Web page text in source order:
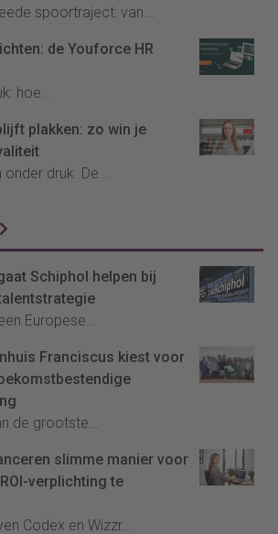
spoortraject: van...
de Youforce HR
hoe...
plakken: zo win je
druk. De...
Schiphol helpen bij
Europese...
Franciscus kiest voor
de grootste...
slimme manier voor
verplichting te
Codex en Wizzr...